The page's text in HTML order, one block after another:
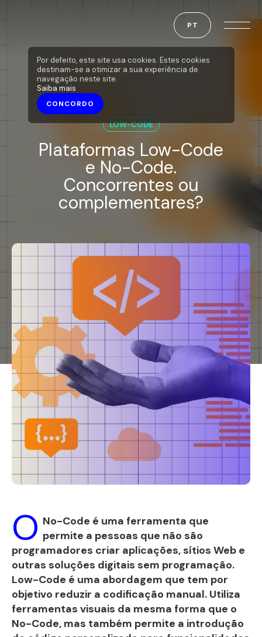
LOW-CODE
Plataformas Low-Code
e No-Code.
Concorrentes ou
complementares?
O No-Code é uma ferramenta que
permite a pessoas que não são
programadores criar aplicações, sítios Web e
outras soluções digitais sem programação.
Low-Code é uma abordagem que tem por
objetivo reduzir a codificação manual. Utiliza
ferramentas visuais da mesma forma que o
No-Code, mas também permite a introdução
PT
Por defeito, este site usa cookies. Estes cookies
destinam-se a otimizar a sua experiência de
navegação neste site.
Saiba mais
CONCORDO